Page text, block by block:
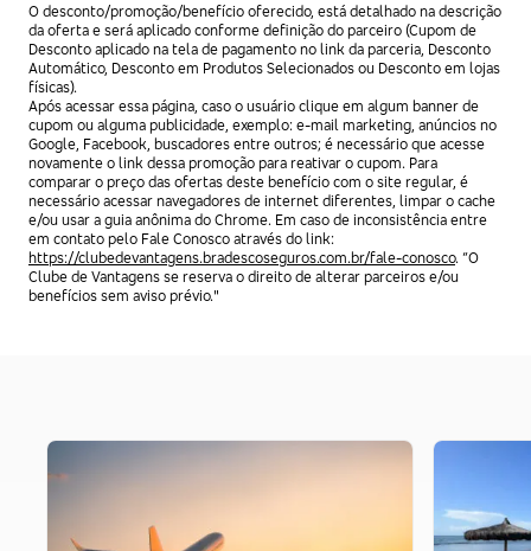
O desconto/promoção/benefício oferecido, está detalhado na descrição
da oferta e será aplicado conforme definição do parceiro (Cupom de
Desconto aplicado na tela de pagamento no link da parceria, Desconto
Automático, Desconto em Produtos Selecionados ou Desconto em lojas
físicas).
Após acessar essa página, caso o usuário clique em algum banner de
cupom ou alguma publicidade, exemplo: e-mail marketing, anúncios no
Google, Facebook, buscadores entre outros; é necessário que acesse
novamente o link dessa promoção para reativar o cupom. Para
comparar o preço das ofertas deste benefício com o site regular, é
necessário acessar navegadores de internet diferentes, limpar o cache
e/ou usar a guia anônima do Chrome. Em caso de inconsistência entre
em contato pelo Fale Conosco através do link:
https://clubedevantagens.bradescoseguros.com.br/fale-conosco. “O
Clube de Vantagens se reserva o direito de alterar parceiros e/ou
benefícios sem aviso prévio."